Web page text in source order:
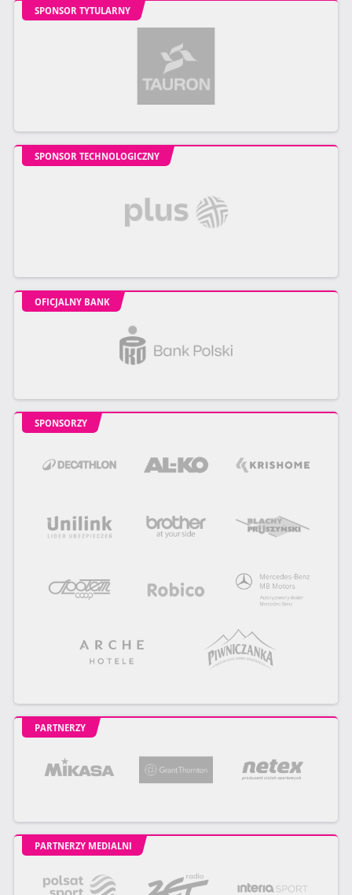
SPONSOR TYTULARNY
SPONSOR TECHNOLOGICZNY
OFICJALNY BANK
SPONSORZY
PARTNERZY
PARTNERZY MEDIALNI